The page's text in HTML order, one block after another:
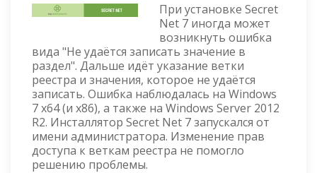
При установке Secret
Net 7 иногда может
возникнуть ошибка
вида "Не удаётся записать значение в
раздел". Дальше идёт указание ветки
реестра и значения, которое не удаётся
записать. Ошибка наблюдалась на Windows
7 x64 (и x86), а также на Windows Server 2012
R2. Инсталлятор Secret Net 7 запускался от
имени администратора. Изменение прав
доступа к веткам реестра не помогло
решению проблемы.